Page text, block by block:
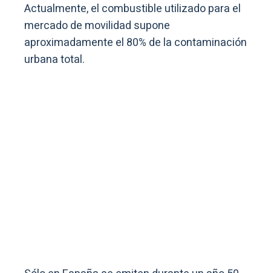
Actualmente, el combustible utilizado para el
mercado de movilidad supone
aproximadamente el 80% de la contaminación
urbana total.